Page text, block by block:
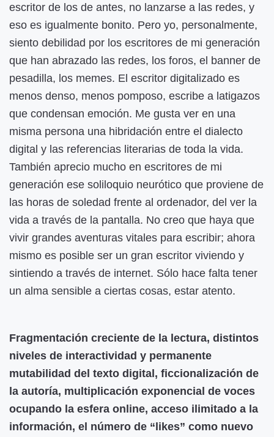
escritor de los de antes, no lanzarse a las redes, y
eso es igualmente bonito. Pero yo, personalmente,
siento debilidad por los escritores de mi generación
que han abrazado las redes, los foros, el banner de
pesadilla, los memes. El escritor digitalizado es
menos denso, menos pomposo, escribe a latigazos
que condensan emoción. Me gusta ver en una
misma persona una hibridación entre el dialecto
digital y las referencias literarias de toda la vida.
También aprecio mucho en escritores de mi
generación ese soliloquio neurótico que proviene de
las horas de soledad frente al ordenador, del ver la
vida a través de la pantalla. No creo que haya que
vivir grandes aventuras vitales para escribir; ahora
mismo es posible ser un gran escritor viviendo y
sintiendo a través de internet. Sólo hace falta tener
un alma sensible a ciertas cosas, estar atento.
Fragmentación creciente de la lectura, distintos
niveles de interactividad y permanente
mutabilidad del texto digital, ficcionalización de
la autoría, multiplicación exponencial de voces
ocupando la esfera online, acceso ilimitado a la
información, el número de “likes” como nuevo